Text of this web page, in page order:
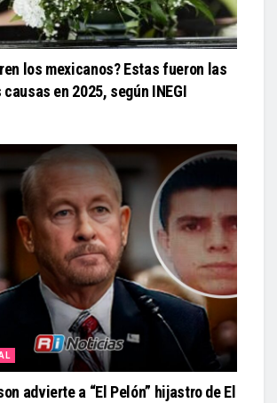
los mexicanos? Estas fueron las
en 2025, según INEGI
advierte a “El Pelón” hijastro de El